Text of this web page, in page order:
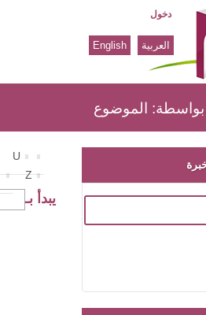
دخول
العربية English
الموضوع
U
Z
يبدأ بـ